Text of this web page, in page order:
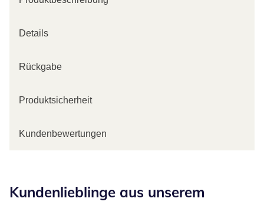
Details
Rückgabe
Produktsicherheit
Kundenbewertungen
Kundenlieblinge aus unserem